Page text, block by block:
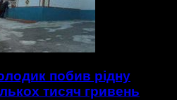
побив рідну
тисяч гривень